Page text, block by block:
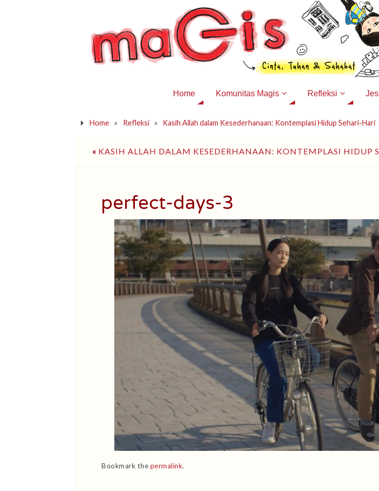
Home Komunitas Magis Refleksi
Home » Refleksi » Kasih Allah dalam Kesederhanaan: Kontemplasi Hidup Sehari-Hari
« KASIH ALLAH DALAM KESEDERHANAAN: KONTEMPLASI HIDUP
perfect-days-3
Bookmark the permalink.